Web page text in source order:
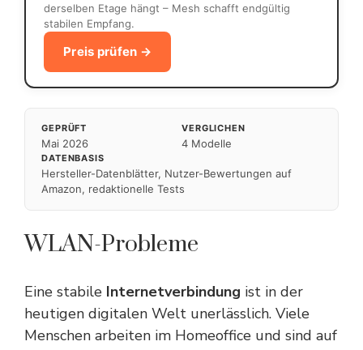
derselben Etage hängt – Mesh schafft endgültig
stabilen Empfang.
Preis prüfen →
GEPRÜFT
Mai 2026
VERGLICHEN
4 Modelle
DATENBASIS
Hersteller-Datenblätter, Nutzer-Bewertungen auf
Amazon, redaktionelle Tests
WLAN-Probleme
Eine stabile Internetverbindung ist in der
heutigen digitalen Welt unerlässlich. Viele
Menschen arbeiten im Homeoffice und sind auf